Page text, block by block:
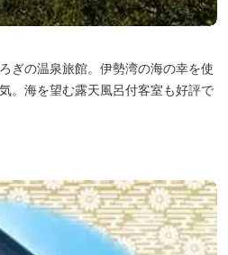
ぎの温泉旅館。伊勢湾の海の幸を使
。海を望む露天風呂付客室も好評で